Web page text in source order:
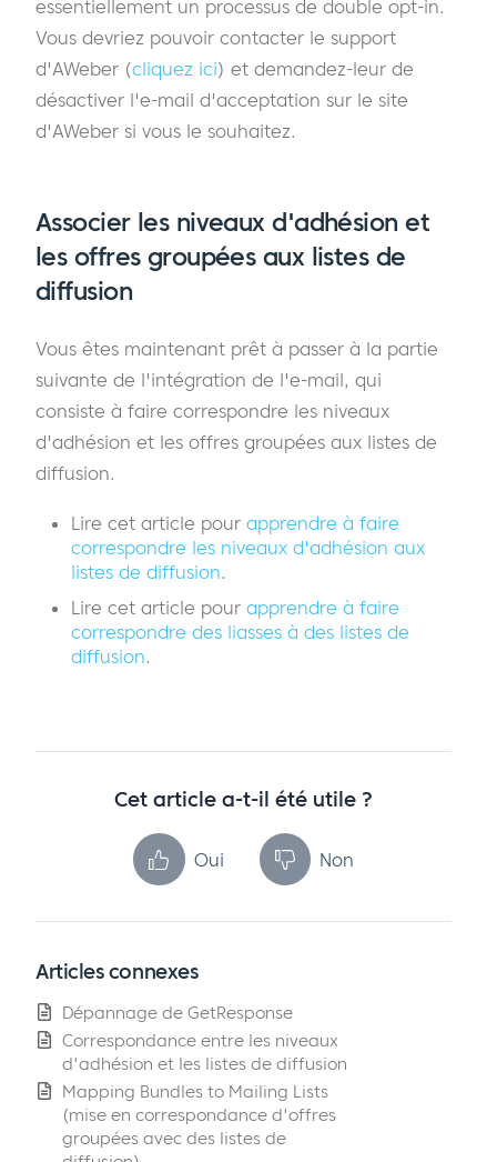
essentiellement un processus de double opt-in.
Vous devriez pouvoir contacter le support
d'AWeber (cliquez ici) et demandez-leur de
désactiver l'e-mail d'acceptation sur le site
d'AWeber si vous le souhaitez.
Associer les niveaux d'adhésion et
les offres groupées aux listes de
diffusion
Vous êtes maintenant prêt à passer à la partie
suivante de l'intégration de l'e-mail, qui
consiste à faire correspondre les niveaux
d'adhésion et les offres groupées aux listes de
diffusion.
Lire cet article pour apprendre à faire
correspondre les niveaux d'adhésion aux
listes de diffusion.
Lire cet article pour apprendre à faire
correspondre des liasses à des listes de
diffusion.
Cet article a-t-il été utile ?
Oui Non
Articles connexes
Dépannage de GetResponse
Correspondance entre les niveaux
d'adhésion et les listes de diffusion
Mapping Bundles to Mailing Lists
(mise en correspondance d'offres
groupées avec des listes de